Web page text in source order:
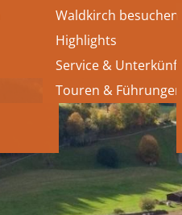
Waldkirch besuchen
Highlights
Service & Unterkünfte
Touren & Führungen